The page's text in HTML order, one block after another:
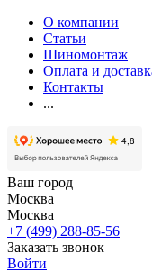
О компании
Статьи
Шиномонтаж
Оплата и
Контакты
...
Ваш город
Москва
Москва
+7 (499) 288-85-56
Заказать звонок
Войти